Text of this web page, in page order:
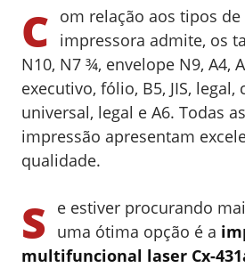
C om relação aos tipos
impressora admite, os
N10, N7 ¾, envelope N9, A4,
executivo, fólio, B5, JIS, legal,
universal, legal e A6. Todas
impressão apresentam
qualidade.
S
e estiver procurando
uma ótima opção é a
multifuncional laser Cx-